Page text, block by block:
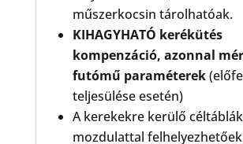
műszerkocsin tárolhatóak.
KIHAGYHATÓ kerékütés
kompenzáció, azonnal
futómű paraméterek
teljesülése esetén)
A kerekekre kerülő
mozdulattal felhelyezhetőek